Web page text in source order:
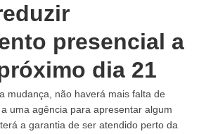
presencial a
dia 21
mudança, não haverá mais falta de
uma agência para apresentar algum
a garantia de ser atendido perto da